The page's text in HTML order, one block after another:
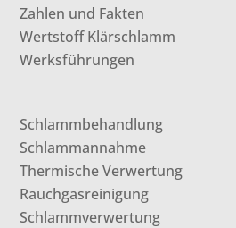
Zahlen und Fakten
Wertstoff Klärschlamm
Werksführungen
Schlammbehandlung
Schlammannahme
Thermische Verwertung
Rauchgasreinigung
Schlammverwertung